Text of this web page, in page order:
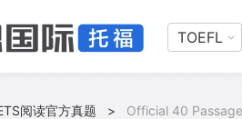
TOEFL
阅读官方真题 > Official 40